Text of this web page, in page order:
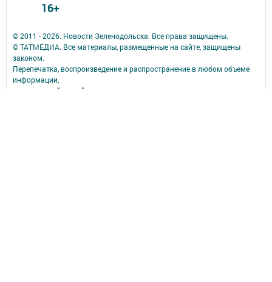
© 2011 - 2026. Новости Зеленодольска. Все права защищены.
© ТАТМЕДИА. Все материалы, размещенные на сайте, защищены
законом.
Перепечатка, воспроизведение и распространение в любом объеме
информации,
размещенной на сайте, возможна только с письменного согласия
16+